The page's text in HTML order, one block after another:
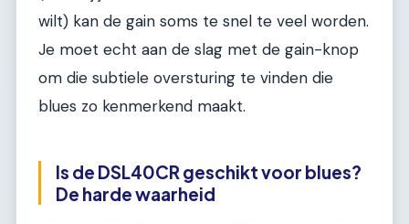
wilt) kan de gain soms te snel te veel worden.
Je moet echt aan de slag met de gain-knop
om die subtiele oversturing te vinden die
blues zo kenmerkend maakt.
Is de DSL40CR geschikt voor blues?
De harde waarheid